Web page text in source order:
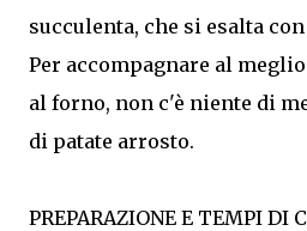
succulenta, che si esalta
Per accompagnare al
al forno, non c'è niente di
di patate arrosto.
PREPARAZIONE E TEMPI DI